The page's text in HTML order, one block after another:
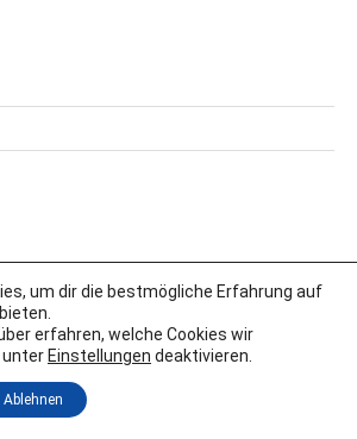
IMPRESSUM
mitWordPress
um dir die bestmögliche Erfahrung auf
erfahren, welche Cookies wir
unter Einstellungen deaktivieren.
Ablehnen